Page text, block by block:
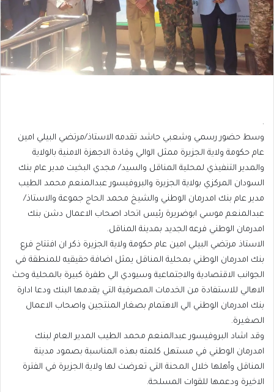
.
وسط حضور رسمي وشعبي حاشد تقدمه الاستاذ/مرتضي البيلي امين
عام حكومة ولاية الجزيرة ممثل الوالي وقادة الاجهزة الامنية بالولاية
والمدير التنفيذي لمحلية المناقل والسيد/ مجدي البخيت مدير عام بنك
السودان المركزي بولاية الجزيرة والبروفيسور عبدالمنعم محمد الطيب
مدير عام بنك امدرمان الوطني والشيخ محمد الحاج جموعة والاستاذ/
عبدالمنعم موسي ابوضريرة رئيس اتحاد اصحاب الاعمال دشن بنك
امدرمان الوطني فرعه الجديد بمدينة المناقل.
الاستاذ مرتضي البيلي امين عام حكومة ولاية الجزيرة ذكر ان افتتاح فرع
بنك امدرمان الوطني بمحلية المناقل يمثل اضافة حقيقيه للمنطقة في
الجوانب الاقتصادية والاجتماعية وسيودي الي طفرة كبيرة بالمحلية وحث
الاهالي للاستفادة من الخدمات المصرفية التي يقدمها البنك ودعا ادارة
بنك امدرمان الوطني الي الاهتمام بصغار المنتجين واصحاب الاعمال
الصغيرة.
وقد اشاد البروفيسور عبدالمنعم محمد الطيب المدير العام لبنك
امدرمان الوطني في مستهل كلمته بهذه المناسبة بصمود مدينة
المناقل وأهلها خلال المحنة التي تعرضت لها ولاية الجزيرة في الفترة
الاخيرة ودعمها للقوات المسلحة.